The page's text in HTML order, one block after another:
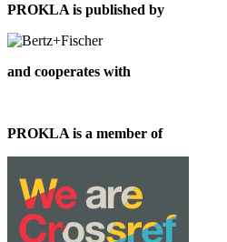
PROKLA is published by
and cooperates with
PROKLA is a member of